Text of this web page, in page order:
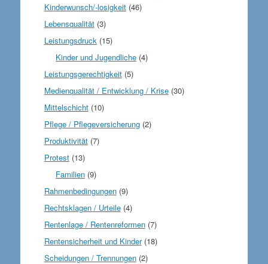
Kinderwunsch/-losigkeit(46)
Lebensqualität(3)
Leistungsdruck (15)
Kinder und Jugendliche (4)
Leistungsgerechtigkeit(5)
Medienqualität / Entwicklung / Krise(30)
Mittelschicht(10)
Pflege / Pflegeversicherung(2)
Produktivität(7)
Protest(13)
Familien (9)
Rahmenbedingungen(9)
Rechtsklagen / Urteile(4)
Rentenlage / Rentenreformen(7)
Rentensicherheit und Kinder(18)
Scheidungen / Trennungen(2)